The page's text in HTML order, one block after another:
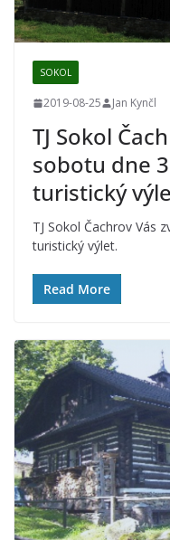
SOKOL
2019-08-25 Jan Kynčl
TJ Sokol
sobotu dne
turistický
TJ Sokol Čachrov Vás
turistický výlet.
Read More